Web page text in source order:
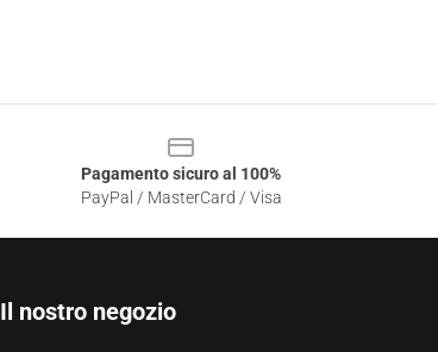
Pagamento sicuro al 100%
PayPal / MasterCard / Visa
Il nostro negozio